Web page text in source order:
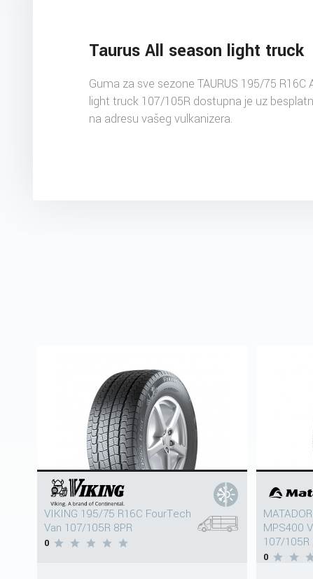
Taurus All season light truck
Guma za sve sezone TAURUS 195/75 R16C
light truck 107/105R dostupna je uz
na adresu vašeg vulkanizera.
VIKING 195/75 R16C FourTech
Van 107/105R 8PR
0
MPS400
107/105R
0